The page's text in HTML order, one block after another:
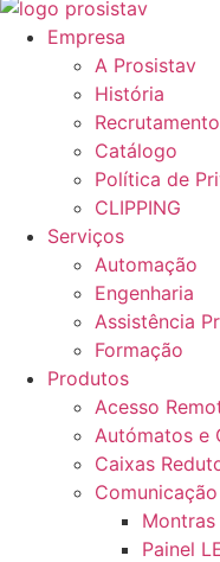
Empresa
A Prosistav
História
Recrutamento
Catálogo
Política de
CLIPPING
Serviços
Automação
Engenharia
Assistência
Formação
Produtos
Acesso
Autómatos e
Caixas
Painel